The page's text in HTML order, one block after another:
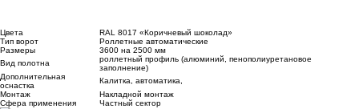
Цвета
RAL 8017 «Коричневый шоколад»
Тип ворот
Роллетные автоматические
Размеры
3600 на 2500 мм
Вид полотна
роллетный профиль (алюминий, пенополиуретановое
заполнение)
Дополнительная
оснастка
Калитка, автоматика,
Монтаж
Накладнoй монтаж
Сфера применения
Частный сектор